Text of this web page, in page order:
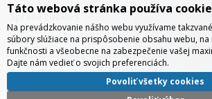
Správa cookies
Blog
Európsky showroom v Bratislave
Táto webová stránka používa
Na prevádzkovanie nášho webu využívame
súbory slúžiace na prispôsobenie obsahu webu, na
funkčnosti a všeobecne na zabezpečenie vašej
Dajte nám vedieť o svojich preferenciách.
Povoliť všetky cookies